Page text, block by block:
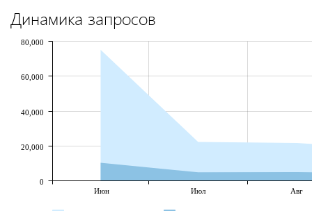
Динамика запросов
Июн Июл Авг
0
20,000
40,000
60,000
80,000